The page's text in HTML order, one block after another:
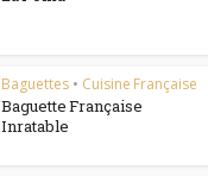
Baguettes • Cuisine Française
Baguette Française
Inratable